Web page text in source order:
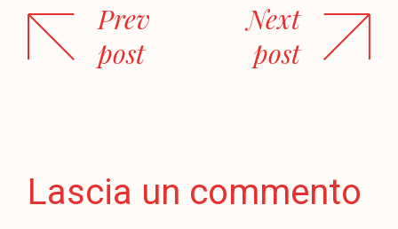
Prev
post
Next
post
Lascia un commento